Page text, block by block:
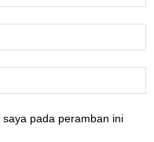
pada peramban ini